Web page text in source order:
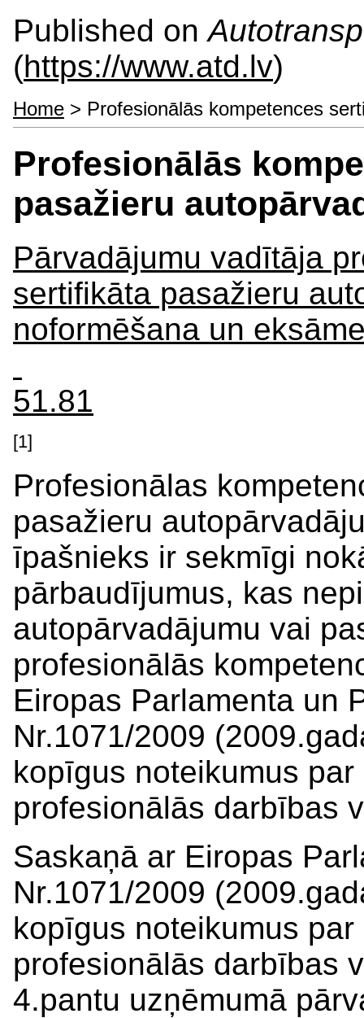
Published on
(https://www.atd.lv)
Home > Profesionālās kompetences
Profesionālās
pasažieru
Pārvadājumu vadītāja
sertifikāta pasažieru
noformēšana un
51.81
[1]
Profesionālas
pasažieru
īpašnieks ir sekmīgi
pārbaudījumus, kas
autopārvadājumu vai
profesionālās
Eiropas Parlamenta un
Nr.1071/2009
kopīgus noteikumus
profesionālās darbības
Saskaņā ar Eiropas
Nr.1071/2009
kopīgus noteikumus
profesionālās darbības
4.pantu uzņēmumā